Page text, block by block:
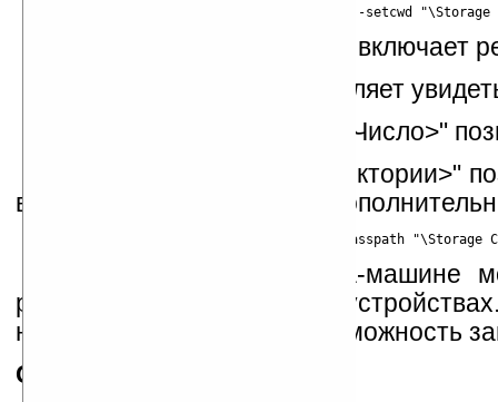
Ключ "-v» или "-verbose» включает
Ключ "-verbosegc» позволяет
Следующий ключ, "-mx <Число>"
И ключ "-classpath <Директории>"
в которых следует искать
Плюсом к данной Java-машине
работает даже на старых
нужен несложный код и возможность
CreMe